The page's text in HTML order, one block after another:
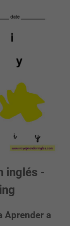
inglés -
Aprender a